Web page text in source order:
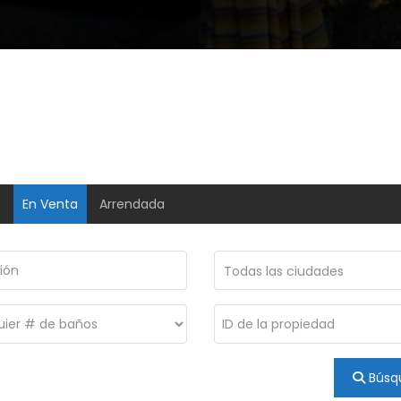
En Venta Arrendada
Todas las ciudades